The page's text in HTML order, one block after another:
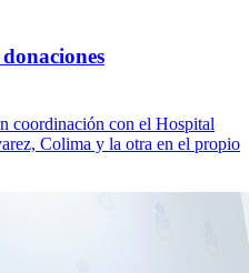
coordinación con el Hospital
Colima y la otra en el propio